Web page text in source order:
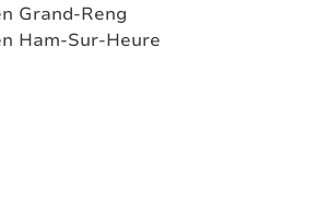
Grand-Reng
Ham-Sur-Heure